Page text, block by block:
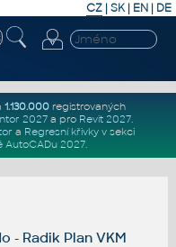
CZ | SK| EN | DE
1.130.000registrovaných
2027a pro Revit 2027.
a Regresní křivkyv sekci
AutoCADu 2027.
- Radik Plan VKM